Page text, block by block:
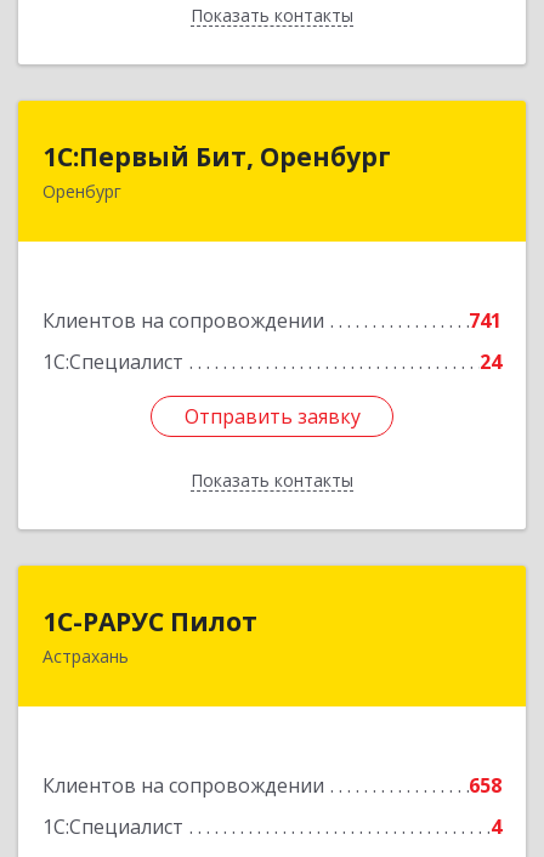
Показать контакты
Назад
1С:Первый Бит, Оренбург
Оренбург
Клиентов на сопровождении
741
1С:Специалист
24
Отправить заявку
Показать контакты
1С:Первый Бит, Оренбург
460044, Оренбургская обл, Оренбург, Березка
Отправить заявку
Назад
1С-РАРУС Пилот
Астрахань
Клиентов на сопровождении
658
1С:Специалист
4